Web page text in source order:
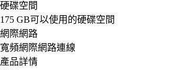
硬碟空間
175 GB可以使用的硬碟空間
網際網路
寬頻網際網路連線
產品詳情